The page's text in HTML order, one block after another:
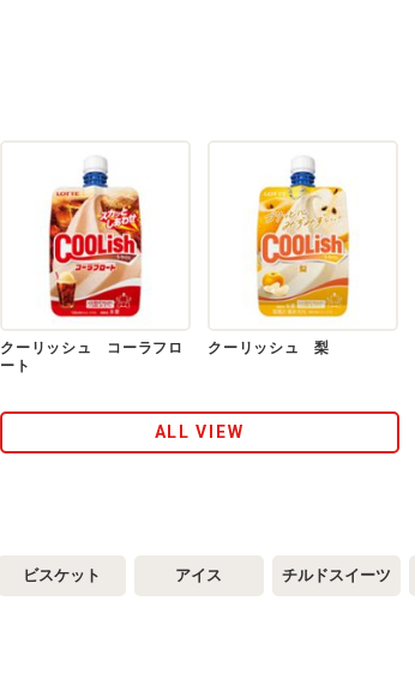
クーリッシュ コーラフロ
ート
クーリッシュ 梨
ALL VIEW
ビスケット アイス チルドスイーツ